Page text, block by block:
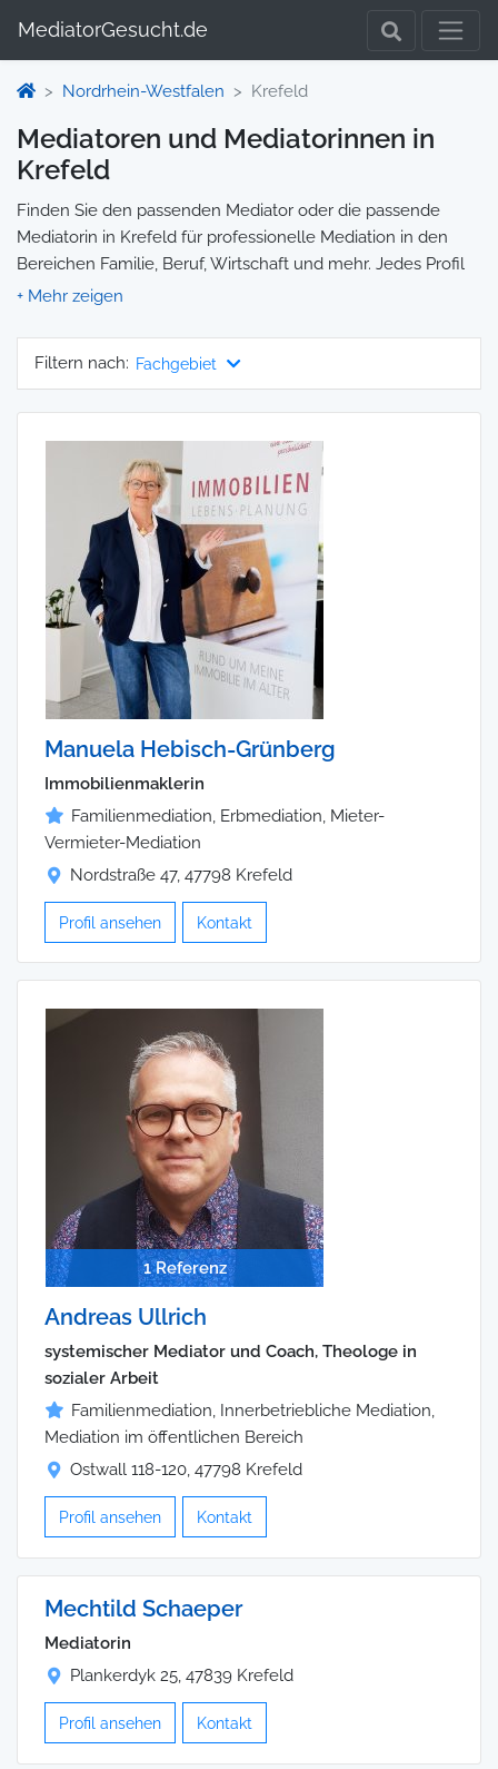
MediatorGesucht.de
Nordrhein-Westfalen Krefeld
Mediatoren und Mediatorinnen in
Krefeld
Finden Sie den passenden Mediator oder die passende
Mediatorin in Krefeld für professionelle Mediation in den
Bereichen Familie, Beruf, Wirtschaft und mehr. Jedes Profil
enthält Informationen zu Qualifikationen und
Ihre Mediation auswählen und direkt kontaktieren können.
Wir selbst vermitteln keine Mediationen, sondern stellen die
Filtern nach: Fachgebiet
Manuela Hebisch-Grünberg
Immobilienmaklerin
Familienmediation, Erbmediation, Mieter-
Vermieter-Mediation
Nordstraße 47, 47798 Krefeld
Profil ansehen Kontakt
1 Referenz
Andreas Ullrich
systemischer Mediator und Coach, Theologe in
sozialer Arbeit
Familienmediation, Innerbetriebliche Mediation,
Mediation im öffentlichen Bereich
Ostwall 118-120, 47798 Krefeld
Profil ansehen Kontakt
Mechtild Schaeper
Mediatorin
Plankerdyk 25, 47839 Krefeld
Profil ansehen Kontakt